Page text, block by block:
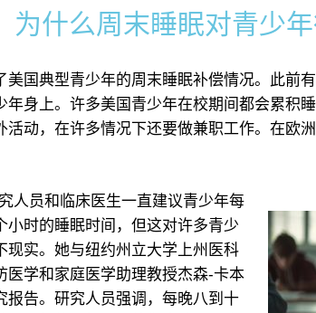
为什么周末睡眠对青少
美国典型青少年的周末睡眠补偿情况。此前
年身上。许多美国青少年在校期间都会累积
活动，在许多情况下还要做兼职工作。在欧
人员和临床医生一直建议青少年每
小时的睡眠时间，但这对许多青少
现实。她与纽约州立大学上州医科
医学和家庭医学助理教授杰森-卡本
报告。研究人员强调，每晚八到十